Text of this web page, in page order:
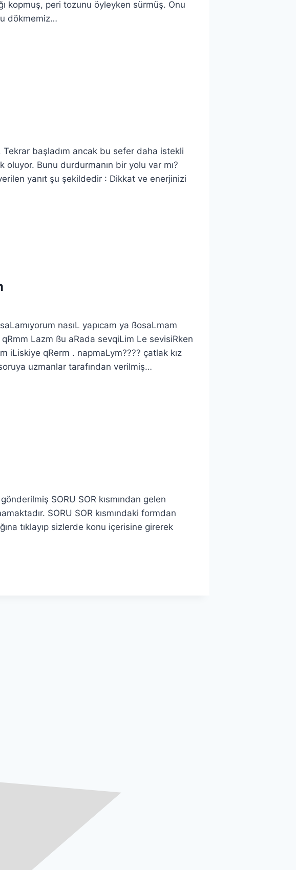
kopmuş, peri tozunu öyleyken sürmüş. Onu
dökmemiz…
başladım ancak bu sefer daha istekli
Bunu durdurmanın bir yolu var mı?
yanıt şu şekildedir : Dikkat ve enerjinizi
nasıL yapıcam ya ßosaLmam
qRmm Lazm ßu aRada sevqiLim Le sevisiRken
iLiskiye qRerm . napmaLym???? çatlak kız
uzmanlar tarafından verilmiş…
SORU SOR kısmından gelen
SORU SOR kısmındaki formdan
tıklayıp sizlerde konu içerisine girerek